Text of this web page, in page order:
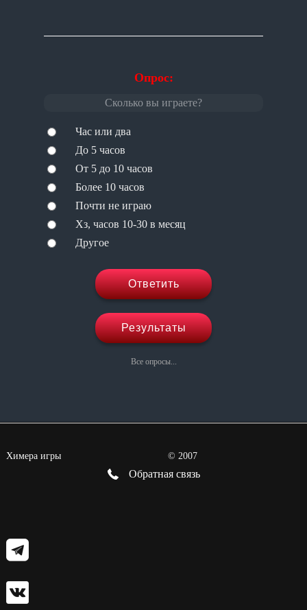
Опрос:
Сколько вы играете?
Час или два
До 5 часов
От 5 до 10 часов
Более 10 часов
Почти не играю
Хз, часов 10-30 в месяц
Другое
Ответить
Результаты
Все опросы...
Химера игры © 2007
Обратная связь